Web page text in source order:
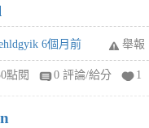
6個月前 舉報
點閱 0 評論/給分 1